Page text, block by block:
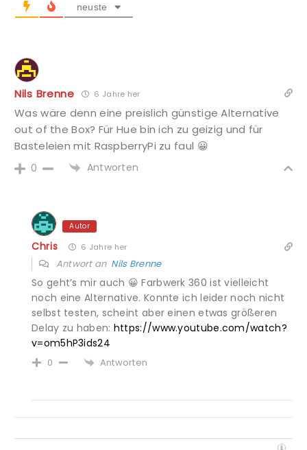
neuste
Nils Brenne 6 Jahre her
Was wäre denn eine preislich günstige Alternative
out of the Box? Für Hue bin ich zu geizig und für
Basteleien mit RaspberryPi zu faul 😀
0 Antworten
Autor
Chris 6 Jahre her
Antwort an Nils Brenne
So geht’s mir auch 😀 Farbwerk 360 ist vielleicht
noch eine Alternative. Konnte ich leider noch nicht
selbst testen, scheint aber einen etwas größeren
Delay zu haben: https://www.youtube.com/watch?
v=om5hP3ids24
0 Antworten